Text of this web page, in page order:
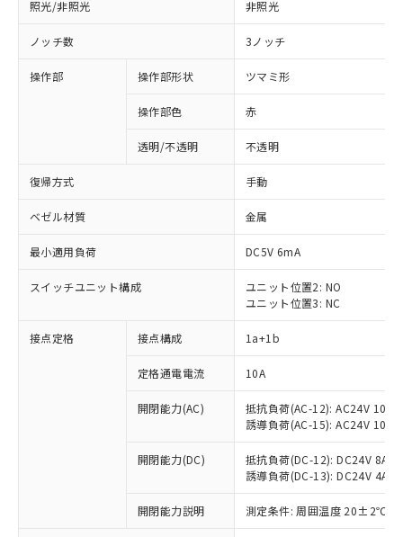
照光/非照光 非照光
ノッチ数 3ノッチ
操作部 操作部形状 ツマミ形
操作部色 赤
透明/不透明 不透明
復帰方式 手動
ベゼル材質 金属
最小適用負荷 DC5V 6mA
スイッチユニット構成
ユニット位置2: NO
ユニット位置3: NC
接点定格 接点構成 1a+1b
定格通電電流 10A
開閉能力(AC)
抵抗負荷(AC-12): AC24V 10A/
誘導負荷(AC-15): AC24V
開閉能力(DC)
抵抗負荷(DC-12): DC24V 8A/
誘導負荷(DC-13): DC24V 4A/
開閉能力説明 測定条件: 周囲温度 20±2℃、
※1 対応状況
対応済み：EU RoHS指令（10物質）の
非含有に対応した製品が提供可能な商品で